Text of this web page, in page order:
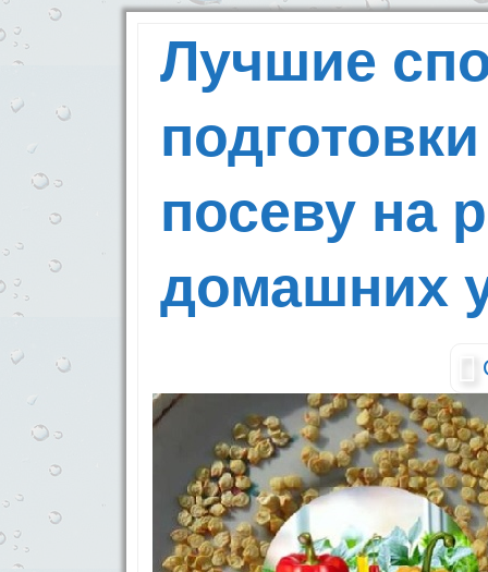
Лучшие
посеву на
домашних